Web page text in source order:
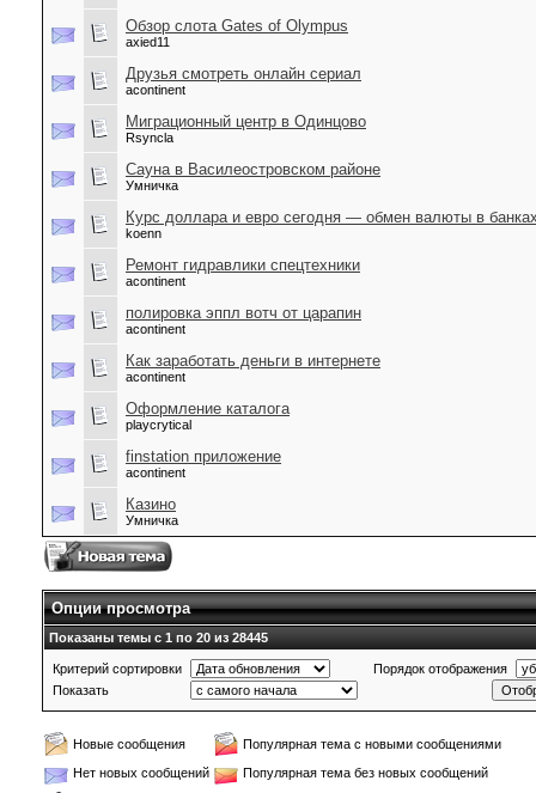
Обзор слота Gates of Olympus
axied11
Друзья смотреть онлайн сериал
acontinent
Миграционный центр в Одинцово
Rsyncla
Сауна в Василеостровском районе
Умничка
Курс доллара и евро сегодня — обмен валюты в
koenn
Ремонт гидравлики спецтехники
acontinent
полировка эппл вотч от царапин
acontinent
Как заработать деньги в интернете
acontinent
Оформление каталога
playcrytical
finstation приложение
acontinent
Казино
Умничка
Опции просмотра
Показаны темы с 1 по 20 из 28445
Критерий сортировки
Порядок отображения
Показать
Новые сообщения
Популярная тема с новыми сообщениями
Нет новых сообщений
Популярная тема без новых сообщений